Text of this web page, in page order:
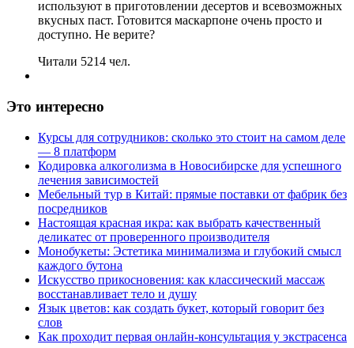
используют в приготовлении десертов и всевозможных
вкусных паст. Готовится маскарпоне очень просто и
доступно. Не верите?
Читали 5214 чел.
Это интересно
Курсы для сотрудников: сколько это стоит на самом деле
— 8 платформ
Кодировка алкоголизма в Новосибирске для успешного
лечения зависимостей
Мебельный тур в Китай: прямые поставки от фабрик без
посредников
Настоящая красная икра: как выбрать качественный
деликатес от проверенного производителя
Монобукеты: Эстетика минимализма и глубокий смысл
каждого бутона
Искусство прикосновения: как классический массаж
восстанавливает тело и душу
Язык цветов: как создать букет, который говорит без
слов
Как проходит первая онлайн-консультация у экстрасенса